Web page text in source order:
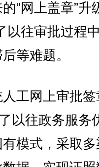
“网上盖章”升
以往审批过程
等难题。
工网上审批签
以往政务服务
模式，采取